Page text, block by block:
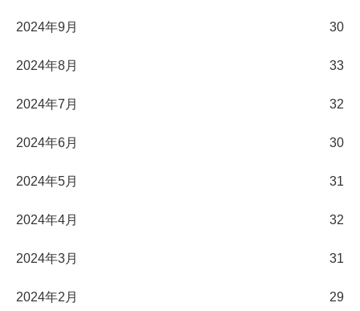
2024年9月 30
2024年8月 33
2024年7月 32
2024年6月 30
2024年5月 31
2024年4月 32
2024年3月 31
2024年2月 29